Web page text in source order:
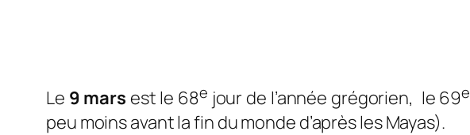
Le 9 mars est le 68e jour de l’année grégorien, le 69e
peu moins avant la fin du monde d’après les Mayas).